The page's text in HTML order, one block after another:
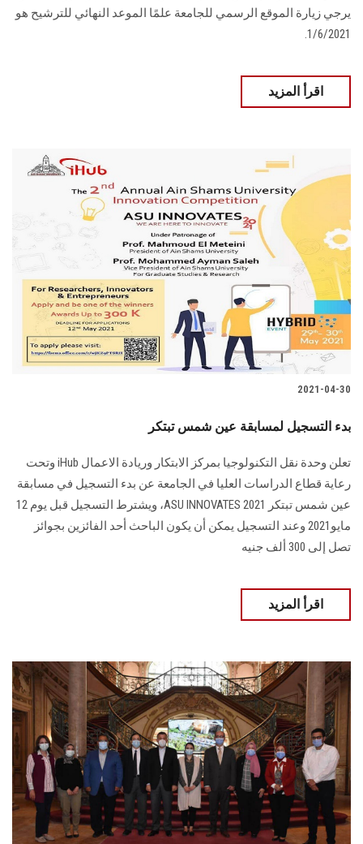
يرجي زيارة الموقع الرسمي للجامعة علمًا الموعد النهائي للترشيح هو
1/6/2021.
اقرأ المزيد
2021-04-30
بدء التسجيل لمسابقة عين شمس تبتكر
تعلن وحدة نقل التكنولوجيا بمركز الابتكار وريادة الاعمال iHub وتحت
رعاية قطاع الدراسات العليا في الجامعة عن بدء التسجيل في مسابقة
عين شمس تبتكر ASU INNOVATES 2021، ويشترط التسجيل قبل يوم 12
مايو2021 وعند التسجيل يمكن أن يكون الباحث أحد الفائزين بجوائز
تصل إلى 300 ألف جنيه
اقرأ المزيد